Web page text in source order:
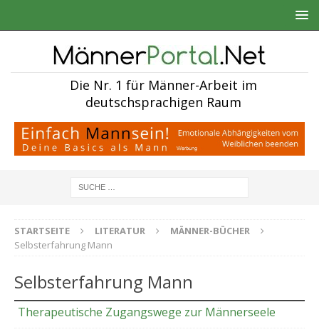
Die Nr. 1 für Männer-Arbeit im
deutschsprachigen Raum
STARTSEITE LITERATUR
MÄNNER-BÜCHER
Selbsterfahrung Mann
Selbsterfahrung Mann
Therapeutische Zugangswege zur Männerseele